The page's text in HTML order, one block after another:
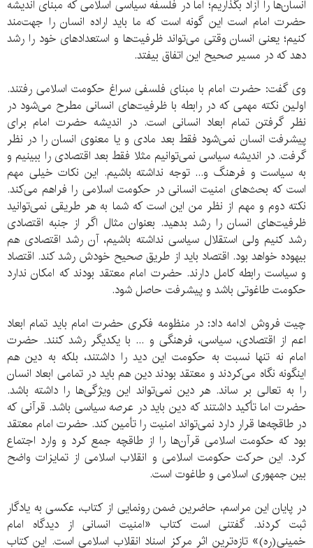
انسان‌ها را آزاد بگذاریم؛ اما در فلسفه سیاسی اسلامی که مبنای اندیشه
حضرت امام است این گونه است که ما باید اراده انسان را جهت‌مند
کنیم؛ یعنی انسان وقتی می‌تواند ظرفیت‌ها و استعدادهای خود را رشد
دهد که در مسیر صحیح این اتفاق بیفتد.
وی گفت: حضرت امام با مبنای فلسفی سراغ حکومت اسلامی رفتند.
اولین نکته مهمی که در رابطه با ظرفیت‌های انسانی مطرح می‌شود در
نظر گرفتن تمام ابعاد انسانی است. در اندیشه حضرت امام برای
پیشرفت انسان نمی‌شود فقط بعد مادی و یا معنوی انسان را در نظر
گرفت. در اندیشه سیاسی نمی‌توانیم مثلا فقط بعد اقتصادی را ببینیم و
به سیاست و فرهنگ و... توجه نداشته باشیم. این نکات خیلی مهم
است که بحث‌های امنیت انسانی در حکومت اسلامی را فراهم می‌کند.
نکته دوم و مهم از نظر من این است که شما به هر طریقی نمی‌توانید
ظرفیت‌های انسان را رشد بدهید. بعنوان مثال اگر از جنبه اقتصادی
رشد کنیم ولی استقلال سیاسی نداشته باشیم، آن رشد اقتصادی هم
بیهوده خواهد بود. اقتصاد باید از طریق صحیح خودش رشد کند. اقتصاد
و سیاست رابطه کامل دارند. حضرت امام معتقد بودند که امکان ندارد
حکومت طاغوتی باشد و پیشرفت حاصل شود.
چیت فروش ادامه داد: در منظومه فکری حضرت امام باید تمام ابعاد
اعم از اقتصادی، سیاسی، فرهنگی و ... با یکدیگر رشد کنند. حضرت
امام نه تنها نسبت به حکومت این دید را داشتند، بلکه به دین هم
اینگونه نگاه می‌کردند و معتقد بودند دین هم باید در تمامی ابعاد انسان
را به تعالی بر ساند. هر دین نمی‌تواند این ویژگی‌ها را داشته باشد.
حضرت اما تأکید داشتند که دین باید در عرصه سیاسی باشد. قرآنی که
در طاقچه‌ها قرار دارد نمی‌تواند امنیت را تأمین کند. حضرت امام معتقد
بود که حکومت اسلامی قرآن‌ها را از طاقچه جمع کرد و وارد اجتماع
کرد. این حرکت حکومت اسلامی و انقلاب اسلامی از تمایزات واضح
بین جمهوری اسلامی و طاغوت است.
در پایان این مراسم، حاضرین ضمن رونمایی از کتاب، عکسی به یادگار
ثبت کردند. گفتنی است کتاب «امنیت انسانی از دیدگاه امام
خمینی(ره)» تازه‌ترین اثر مرکز اسناد انقلاب اسلامی است. این کتاب